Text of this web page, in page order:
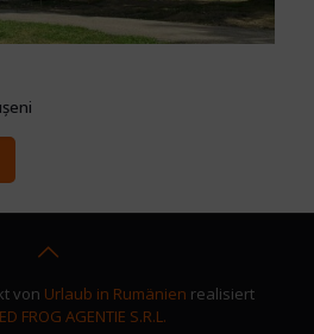
von Urlaub in Rumänien realisiert
FROG AGENTIE S.R.L.